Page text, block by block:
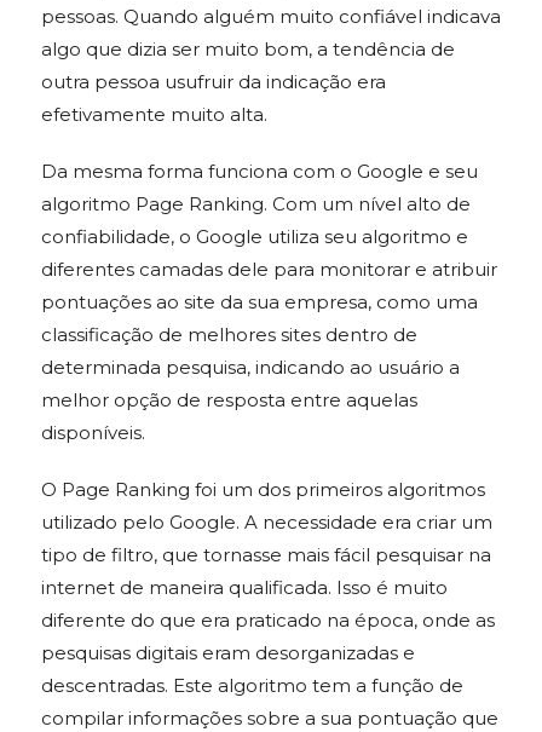
pessoas. Quando alguém muito confiável indicava
algo que dizia ser muito bom, a tendência de
outra pessoa usufruir da indicação era
efetivamente muito alta.
Da mesma forma funciona com o Google e seu
algoritmo Page Ranking. Com um nível alto de
confiabilidade, o Google utiliza seu algoritmo e
diferentes camadas dele para monitorar e atribuir
pontuações ao site da sua empresa, como uma
classificação de melhores sites dentro de
determinada pesquisa, indicando ao usuário a
melhor opção de resposta entre aquelas
disponíveis.
O Page Ranking foi um dos primeiros algoritmos
utilizado pelo Google. A necessidade era criar um
tipo de filtro, que tornasse mais fácil pesquisar na
internet de maneira qualificada. Isso é muito
diferente do que era praticado na época, onde as
pesquisas digitais eram desorganizadas e
descentradas. Este algoritmo tem a função de
compilar informações sobre a sua pontuação que